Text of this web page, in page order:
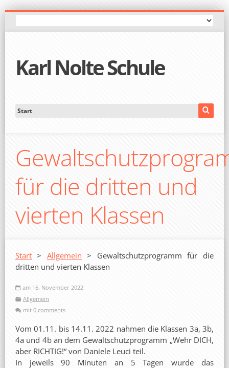
Karl Nolte Schule
für die dritten und
vierten Klassen
Start > Allgemein > Gewaltschutzprogramm für die
dritten und vierten Klassen
am 16. November 2022
Allgemein
mit 0 comments
Vom 01.11. bis 14.11. 2022 nahmen die Klassen 3a, 3b,
4a und 4b an dem Gewaltschutzprogramm „Wehr DICH,
aber RICHTIG!“ von Daniele Leuci teil.
In jeweils 90 Minuten an 5 Tagen wurde das